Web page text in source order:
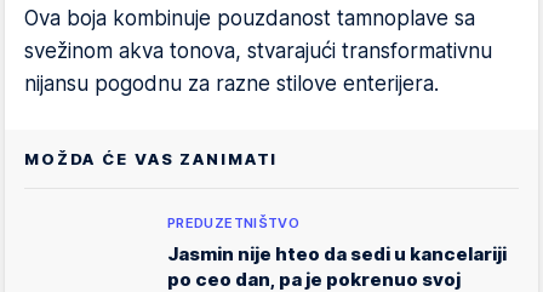
Ova boja kombinuje pouzdanost tamnoplave sa
svežinom akva tonova, stvarajući transformativnu
nijansu pogodnu za razne stilove enterijera.
MOŽDA ĆE VAS ZANIMATI
PREDUZETNIŠTVO
Jasmin nije hteo da sedi u kancelariji
po ceo dan, pa je pokrenuo svoj